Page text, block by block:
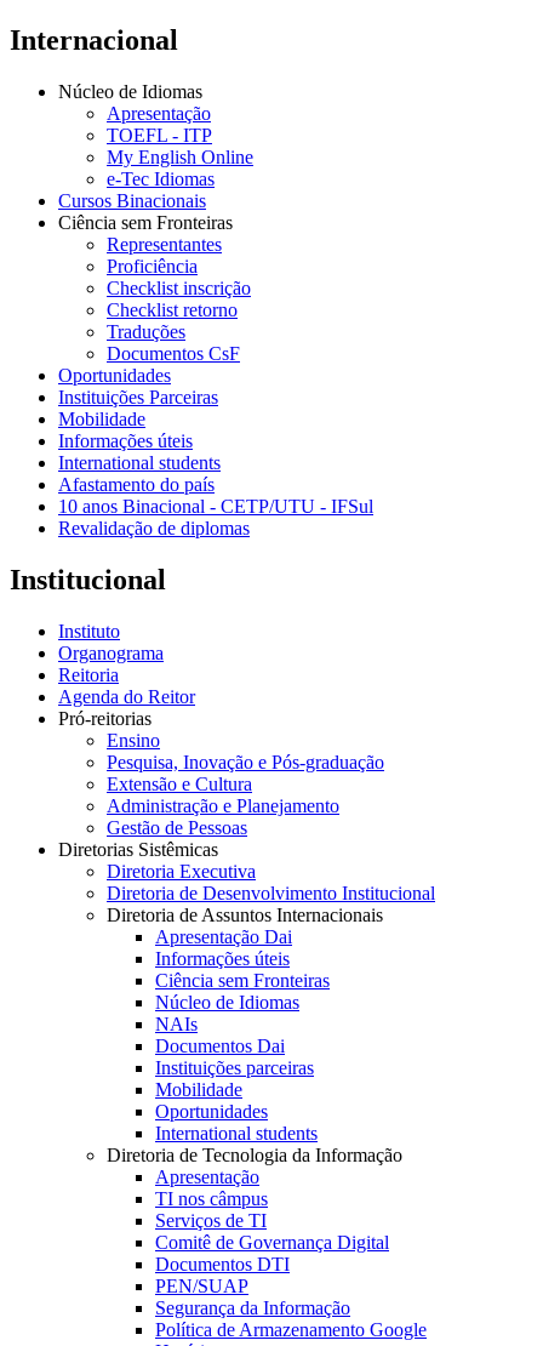
Internacional
Núcleo de Idiomas
Apresentação
TOEFL - ITP
My English Online
e-Tec Idiomas
Cursos Binacionais
Ciência sem Fronteiras
Representantes
Proficiência
Checklist inscrição
Checklist retorno
Traduções
Documentos CsF
Oportunidades
Instituições Parceiras
Mobilidade
Informações úteis
International students
Afastamento do país
10 anos Binacional - CETP/UTU - IFSul
Revalidação de diplomas
Institucional
Instituto
Organograma
Reitoria
Agenda do Reitor
Pró-reitorias
Ensino
Pesquisa, Inovação e Pós-graduação
Extensão e Cultura
Administração e Planejamento
Gestão de Pessoas
Diretorias Sistêmicas
Diretoria Executiva
Diretoria de Desenvolvimento Institucional
Diretoria de Assuntos Internacionais
Apresentação Dai
Informações úteis
Ciência sem Fronteiras
Núcleo de Idiomas
NAIs
Documentos Dai
Instituições parceiras
Mobilidade
Oportunidades
International students
Diretoria de Tecnologia da Informação
Apresentação
TI nos câmpus
Serviços de TI
Comitê de Governança Digital
Documentos DTI
PEN/SUAP
Segurança da Informação
Política de Armazenamento Google